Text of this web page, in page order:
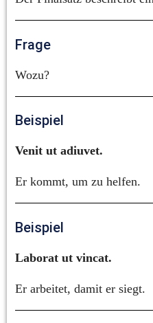
Frage
Wozu?
Beispiel
Venit ut adiuvet.
Er kommt, um zu helfen.
Beispiel
Laborat ut vincat.
Er arbeitet, damit er siegt.